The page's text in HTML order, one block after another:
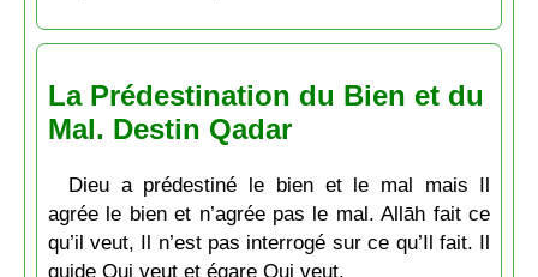
La Prédestination du Bien et du
Mal. Destin Qadar
Dieu a prédestiné le bien et le mal mais Il
agrée le bien et n’agrée pas le mal. Allāh fait ce
qu’il veut, Il n’est pas interrogé sur ce qu’Il fait. Il
guide Qui veut et égare Qui veut.